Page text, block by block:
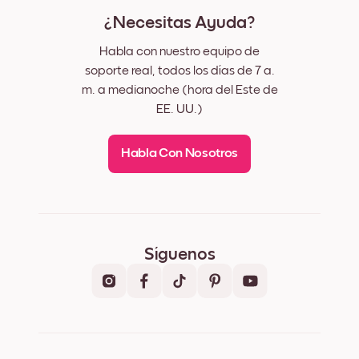
¿Necesitas Ayuda?
Habla con nuestro equipo de
soporte real, todos los días de 7 a.
m. a medianoche (hora del Este de
EE. UU.)
Habla Con Nosotros
Síguenos